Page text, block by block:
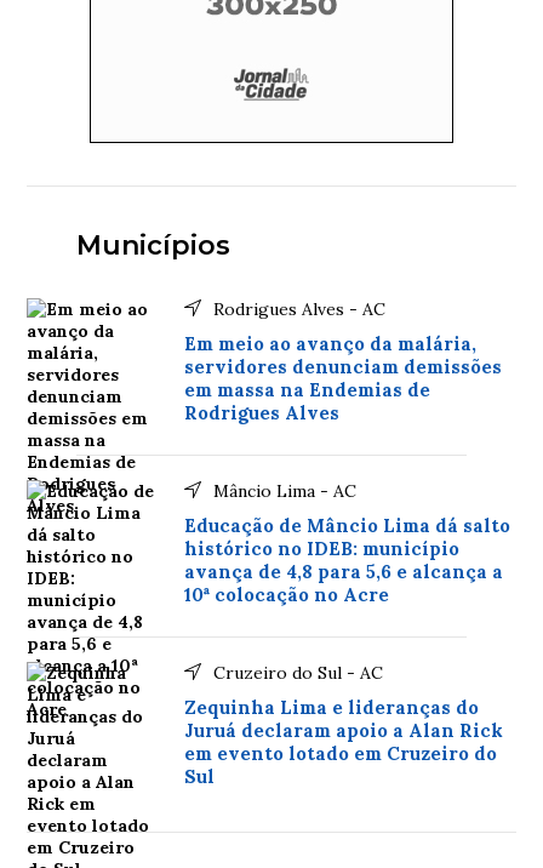
Municípios
Rodrigues Alves - AC
Em meio ao avanço da malária,
servidores denunciam demissões
em massa na Endemias de
Rodrigues Alves
Mâncio Lima - AC
Educação de Mâncio Lima dá salto
histórico no IDEB: município
avança de 4,8 para 5,6 e alcança a
10ª colocação no Acre
Cruzeiro do Sul - AC
Zequinha Lima e lideranças do
Juruá declaram apoio a Alan Rick
em evento lotado em Cruzeiro do
Sul